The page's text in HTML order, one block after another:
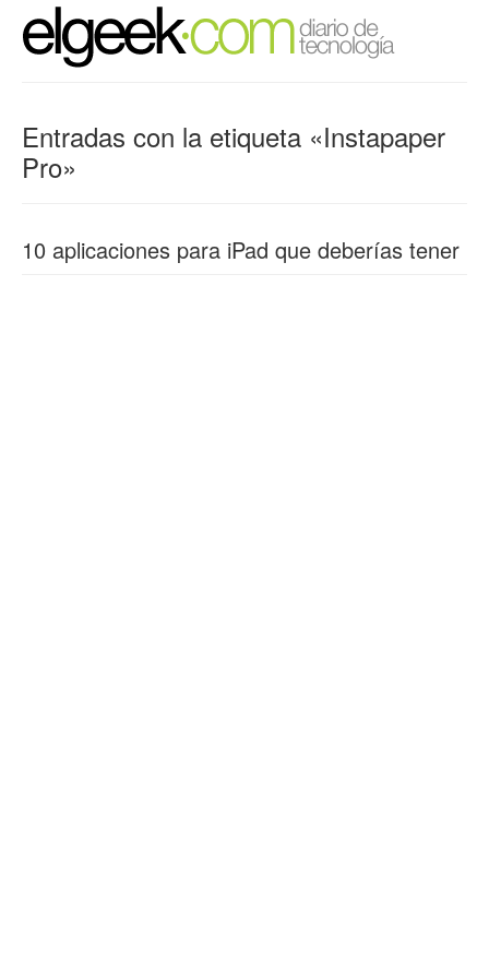
Entradas con la etiqueta «Instapaper
Pro»
10 aplicaciones para iPad que deberías tener